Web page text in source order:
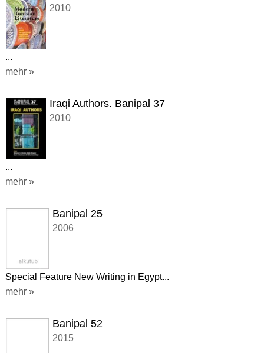
2010
...
mehr »
Iraqi Authors. Banipal 37
2010
...
mehr »
Banipal 25
2006
Special Feature New Writing in Egypt...
mehr »
Banipal 52
2015